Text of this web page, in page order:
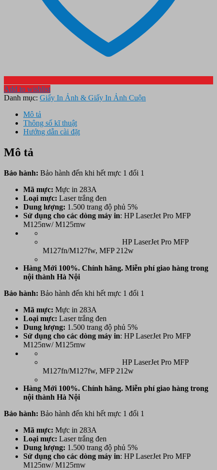
Add to wishlist
Danh mục: Giấy In Ảnh & Giấy In Ảnh Cuộn
Mô tả
Thông số kĩ thuật
Hướng dẫn cài đặt
Mô tả
Bảo hành: Bảo hành đến khi hết mực 1 đổi 1
Mã mực: Mực in 283A
Loại mực: Laser trắng đen
Dung lượng: 1.500 trang độ phủ 5%
Sử dụng cho các dòng máy in: HP LaserJet Pro MFP
M125nw/ M125rnw
HP LaserJet Pro MFP
M127fn/M127fw, MFP 212w
Hàng Mới 100%. Chính hãng. Miễn phí giao hàng trong
nội thành Hà Nội
Bảo hành: Bảo hành đến khi hết mực 1 đổi 1
Mã mực: Mực in 283A
Loại mực: Laser trắng đen
Dung lượng: 1.500 trang độ phủ 5%
Sử dụng cho các dòng máy in: HP LaserJet Pro MFP
M125nw/ M125rnw
HP LaserJet Pro MFP
M127fn/M127fw, MFP 212w
Hàng Mới 100%. Chính hãng. Miễn phí giao hàng trong
nội thành Hà Nội
Bảo hành: Bảo hành đến khi hết mực 1 đổi 1
Mã mực: Mực in 283A
Loại mực: Laser trắng đen
Dung lượng: 1.500 trang độ phủ 5%
Sử dụng cho các dòng máy in: HP LaserJet Pro MFP
M125nw/ M125rnw